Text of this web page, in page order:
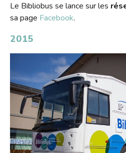
Le Bibliobus se lance sur les
sa page Facebook.
2015